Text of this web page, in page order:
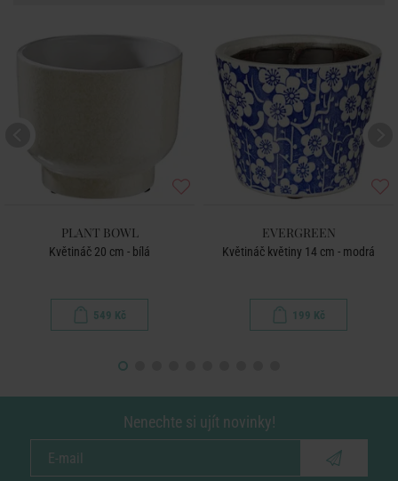
PLANT BOWL
Květináč 20 cm - bílá
549 Kč
EVERGREEN
Květináč květiny 14 cm - modrá
199 Kč
Nenechte si ujít novinky!